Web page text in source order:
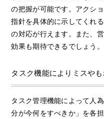
の把握が可能です。アクシ
指針を具体的に示してくれ
の対応が行えます。また、
効果も期待できるでしょう。
タスク機能によりミスや
タスク管理機能によって人
分が今何をすべきか」を各